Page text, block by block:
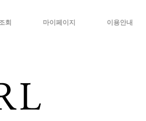
회 마이페이지 이용안내